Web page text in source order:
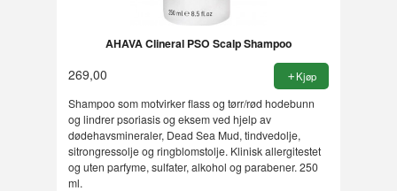
AHAVA Clineral PSO Scalp Shampoo
269,00 Kjøp
Shampoo som motvirker flass og tørr/rød hodebunn
og lindrer psoriasis og eksem ved hjelp av
dødehavsmineraler, Dead Sea Mud, tindvedolje,
sitrongressolje og ringblomstolje. Klinisk allergitestet
og uten parfyme, sulfater, alkohol og parabener. 250
ml.